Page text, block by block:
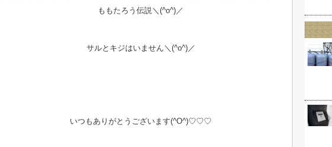
ももたろう伝説＼(^o^)／
サルとキジはいません＼(^o^)／
いつもありがとうございます(^O^)♡♡♡